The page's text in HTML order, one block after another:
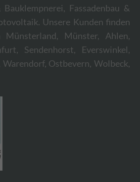
Fassadenbau &
Unsere Kunden finden
Münster, Ahlen,
Sendenhorst, Everswinkel,
Warendorf, Ostbevern, Wolbeck,